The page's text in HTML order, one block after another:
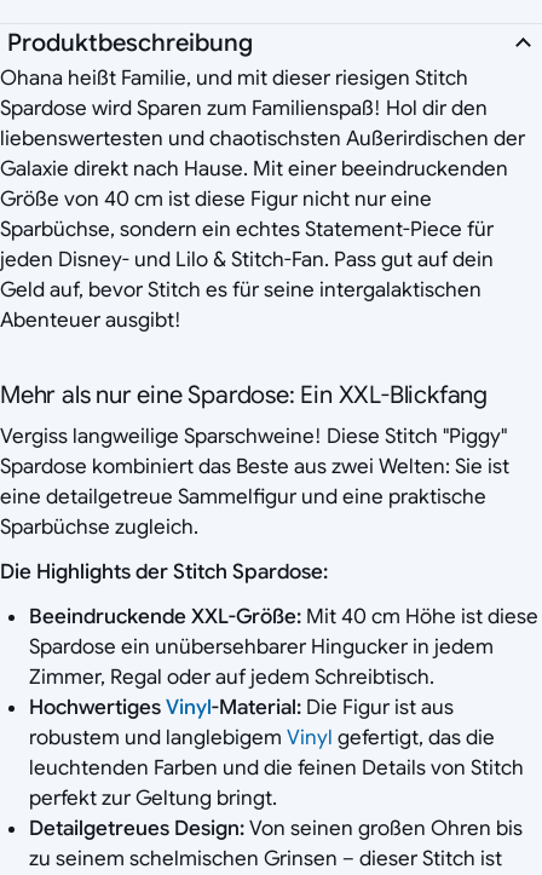
Produktbeschreibung
Ohana heißt Familie, und mit dieser riesigen Stitch
Spardose wird Sparen zum Familienspaß! Hol dir den
liebenswertesten und chaotischsten Außerirdischen der
Galaxie direkt nach Hause. Mit einer beeindruckenden
Größe von 40 cm ist diese Figur nicht nur eine
Sparbüchse, sondern ein echtes Statement-Piece für
jeden Disney- und Lilo & Stitch-Fan. Pass gut auf dein
Geld auf, bevor Stitch es für seine intergalaktischen
Abenteuer ausgibt!
Mehr als nur eine Spardose: Ein XXL-Blickfang
Vergiss langweilige Sparschweine! Diese Stitch "Piggy"
Spardose kombiniert das Beste aus zwei Welten: Sie ist
eine detailgetreue Sammelfigur und eine praktische
Sparbüchse zugleich.
Die Highlights der Stitch Spardose:
Beeindruckende XXL-Größe: Mit 40 cm Höhe ist diese
Spardose ein unübersehbarer Hingucker in jedem
Zimmer, Regal oder auf jedem Schreibtisch.
HochwertigesVinyl-Material: Die Figur ist aus
robustem und langlebigem Vinyl gefertigt, das die
leuchtenden Farben und die feinen Details von Stitch
perfekt zur Geltung bringt.
Detailgetreues Design:Von seinen großen Ohren bis
zu seinem schelmischen Grinsen – dieser Stitch ist